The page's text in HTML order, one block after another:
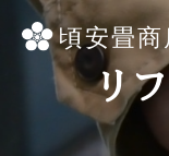
リ